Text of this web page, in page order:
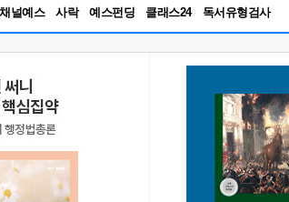
채널예스 사락 예스펀딩 클래스24
RBTI Lab
독서유형검사